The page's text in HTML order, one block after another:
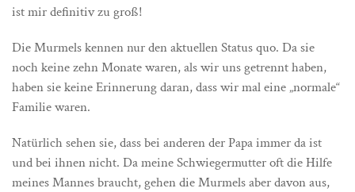
ist mir definitiv zu groß!
Die Murmels kennen nur den aktuellen Status quo. Da sie
noch keine zehn Monate waren, als wir uns getrennt haben,
haben sie keine Erinnerung daran, dass wir mal eine „normale“
Familie waren.
Natürlich sehen sie, dass bei anderen der Papa immer da ist
und bei ihnen nicht. Da meine Schwiegermutter oft die Hilfe
meines Mannes braucht, gehen die Murmels aber davon aus,